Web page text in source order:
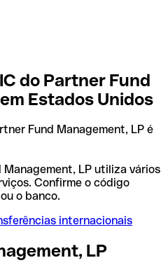
do Partner Fund
Estados Unidos
Fund Management, LP é
LP utiliza vários
Confirme o código
o banco.
internacionais
LP